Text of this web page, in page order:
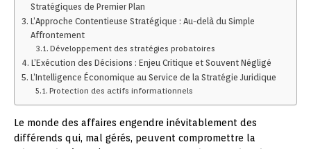
Stratégiques de Premier Plan
L’Approche Contentieuse Stratégique : Au-delà du Simple
Affrontement
Développement des stratégies probatoires
L’Exécution des Décisions : Enjeu Critique et Souvent Négligé
L’Intelligence Économique au Service de la Stratégie Juridique
Protection des actifs informationnels
Le monde des affaires engendre inévitablement des
différends qui, mal gérés, peuvent compromettre la